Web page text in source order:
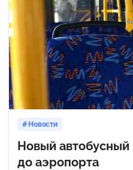
Новости
Новый автобусный
до аэропорта